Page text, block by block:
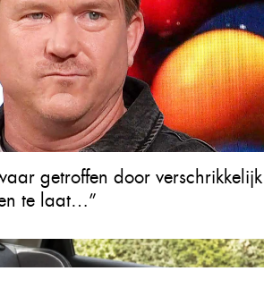
getroffen door verschrikkelijk
te laat…”